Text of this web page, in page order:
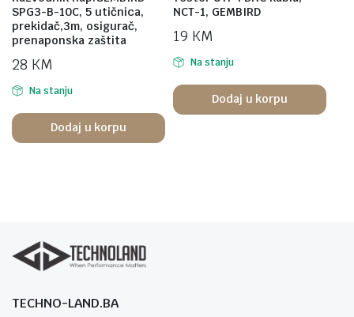
SPG3-B-10C, 5 utičnica,
prekidač,3m, osigurač,
prenaponska zaštita
28 KM
Na stanju
Dodaj u korpu
NCT-1, GEMBIRD
19 KM
Na stanju
Dodaj u korpu
TECHNO-LAND.BA